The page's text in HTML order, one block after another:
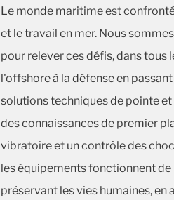
Le monde maritime est
et le travail en mer. Nous
pour relever ces défis, dans tous
l'offshore à la défense en
solutions techniques de pointe
des connaissances de premier
vibratoire et un contrôle des
les équipements fonctionnent
préservant les vies humaines,